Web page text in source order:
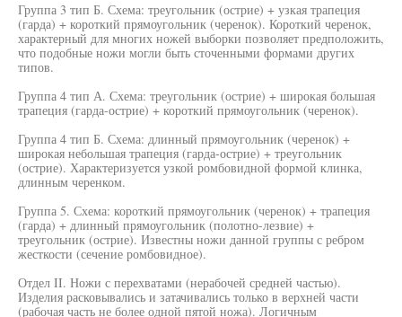
Группа 3 тип Б. Схема: треугольник (острие) + узкая трапеция
(гарда) + короткий прямоугольник (черенок). Короткий черенок,
характерный для многих ножей выборки позволяет предположить,
что подобные ножи могли быть сточенными формами других
типов.
Группа 4 тип А. Схема: треугольник (острие) + широкая большая
трапеция (гарда-острие) + короткий прямоугольник (черенок).
Группа 4 тип Б. Схема: длинный прямоугольник (черенок) +
широкая небольшая трапеция (гарда-острие) + треугольник
(острие). Характеризуется узкой ромбовидной формой клинка,
длинным черенком.
Группа 5. Схема: короткий прямоугольник (черенок) + трапеция
(гарда) + длинный прямоугольник (полотно-лезвие) +
треугольник (острие). Известны ножи данной группы с ребром
жесткости (сечение ромбовидное).
Отдел II. Ножи с перехватами (нерабочей средней частью).
Изделия расковывались и затачивались только в верхней части
(рабочая часть не более одной пятой ножа). Логичным